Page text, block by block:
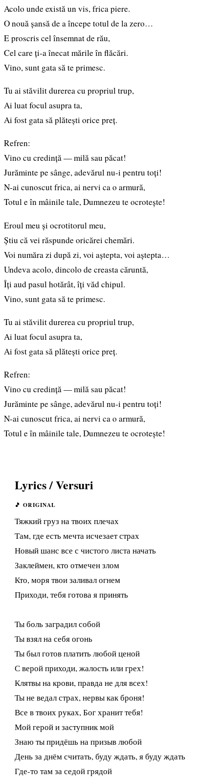
Acolo unde există un vis, frica piere.
O nouă șansă de a începe totul de la zero…
E proscris cel însemnat de rău,
Cel care ți-a înecat mările în flăcări.
Vino, sunt gata să te primesc.
Tu ai stăvilit durerea cu propriul trup,
Ai luat focul asupra ta,
Ai fost gata să plătești orice preț.
Refren:
Vino cu credință — milă sau păcat!
Jurăminte pe sânge, adevărul nu-i pentru toți!
N-ai cunoscut frica, ai nervi ca o armură,
Totul e în mâinile tale, Dumnezeu te ocrotește!
Eroul meu și ocrotitorul meu,
Știu că vei răspunde oricărei chemări.
Voi număra zi după zi, voi aștepta, voi aștepta…
Undeva acolo, dincolo de creasta căruntă,
Îți aud pasul hotărât, îți văd chipul.
Vino, sunt gata să te primesc.
Tu ai stăvilit durerea cu propriul trup,
Ai luat focul asupra ta,
Ai fost gata să plătești orice preț.
Refren:
Vino cu credință — milă sau păcat!
Jurăminte pe sânge, adevărul nu-i pentru toți!
N-ai cunoscut frica, ai nervi ca o armură,
Totul e în mâinile tale, Dumnezeu te ocrotește!
Lyrics / Versuri
🎵 ORIGINAL
Тяжкий груз на твоих плечах
Там, где есть мечта исчезает страх
Новый шанс все с чистого листа начать
Заклеймен, кто отмечен злом
Кто, моря твои заливал огнем
Приходи, тебя готова я принять
Ты боль заградил собой
Ты взял на себя огонь
Ты был готов платить любой ценой
С верой приходи, жалость или грех!
Клятвы на крови, правда не для всех!
Ты не ведал страх, нервы как броня!
Все в твоих руках, Бог хранит тебя!
Мой герой и заступник мой
Знаю ты придёшь на призыв любой
День за днём считать, буду ждать, я буду ждать
Где-то там за седой грядой